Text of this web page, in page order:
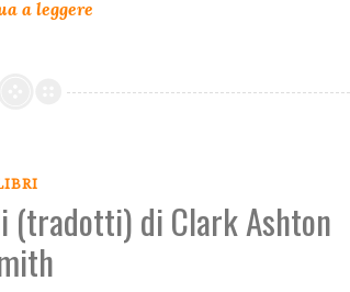
(tradotti) di Clark Ashton